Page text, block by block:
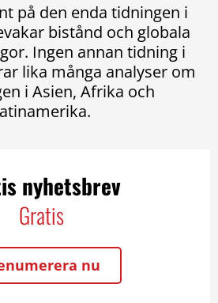
på den enda tidningen i
bistånd och globala
Ingen annan tidning i
lika många analyser om
i Asien, Afrika och
nyhetsbrev
Gratis
nu